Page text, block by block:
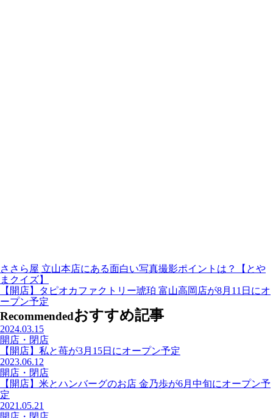
ささら屋 立山本店にある面白い写真撮影ポイントは？【とや
まクイズ】
【開店】タピオカファクトリー琥珀 富山高岡店が8月11日にオ
ープン予定
Recommendedおすすめ記事
2024.03.15
開店・閉店
【開店】私と苺が3月15日にオープン予定
2023.06.12
開店・閉店
【開店】米とハンバーグのお店 金乃歩が6月中旬にオープン予
定
2021.05.21